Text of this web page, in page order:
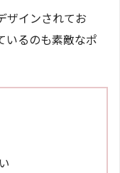
ザインされてお
いるのも素敵なポ